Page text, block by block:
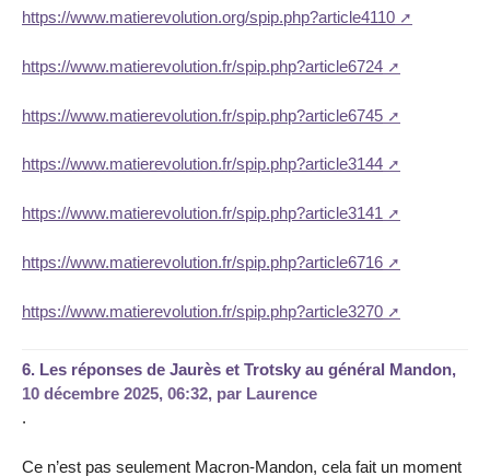
https://www.matierevolution.org/spip.php?article4110
https://www.matierevolution.fr/spip.php?article6724
https://www.matierevolution.fr/spip.php?article6745
https://www.matierevolution.fr/spip.php?article3144
https://www.matierevolution.fr/spip.php?article3141
https://www.matierevolution.fr/spip.php?article6716
https://www.matierevolution.fr/spip.php?article3270
6. Les réponses de Jaurès et Trotsky au général Mandon,
10 décembre 2025, 06:32, par Laurence
.
Ce n’est pas seulement Macron-Mandon, cela fait un moment